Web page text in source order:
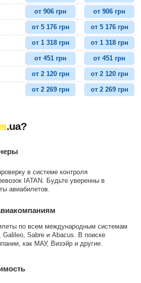
от906 грн от906 грн
от 5 176 грн от 5 176 грн
от 1 318 грн от 1 318 грн
от451 грн от451 грн
от 2 120 грн от 2 120 грн
от 2 269 грн от 2 269 грн
.ua?
в системе контроля
IATAN. Будьте уверенны в
авиабилетов.
по всем международным системам
Galileo, Sabre и Abacus. В поиске
как МАУ, Визэйр и другие.